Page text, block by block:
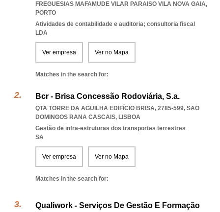
FREGUESIAS MAFAMUDE VILAR PARAISO VILA NOVA GAIA,
PORTO
Atividades de contabilidade e auditoria; consultoria fiscal
LDA
Ver empresa Ver no Mapa
Matches in the search for:
Bcr - Brisa Concessão Rodoviária, S.a.
QTA TORRE DA AGUILHA EDIFÍCIO BRISA, 2785-599, SAO
DOMINGOS RANA CASCAIS, LISBOA
Gestão de infra-estruturas dos transportes terrestres
SA
Ver empresa Ver no Mapa
Matches in the search for:
Qualiwork - Serviços De Gestão E Formação